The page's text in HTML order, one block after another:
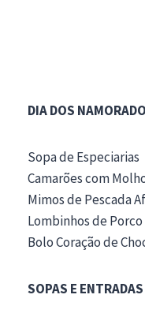
DIA DOS
Sopa de Especiarias
Camarões com
Mimos de Pescada
Lombinhos de
Bolo Coração de
SOPAS E ENTRADAS